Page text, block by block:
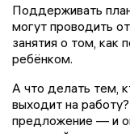
Поддерживать
могут проводить
занятия о том, как
ребёнком.
А что делать тем,
выходит на
предложение — и